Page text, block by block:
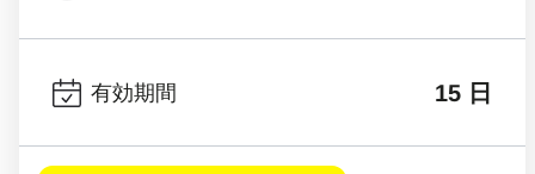
有効期間 15 日